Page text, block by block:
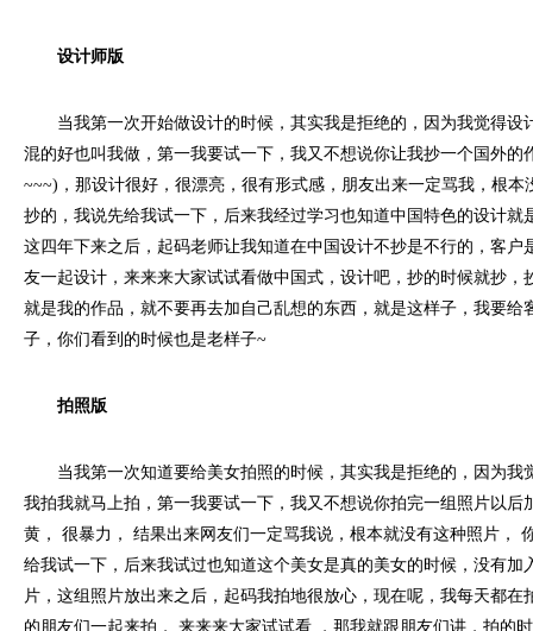
设计师版
当我第一次开始做设计的时候，其实我是拒绝的，因为我觉得设
混的好也叫我做，第一我要试一下，我又不想说你让我抄一个国外的
~~~)，那设计很好，很漂亮，很有形式感，朋友出来一定骂我，根本
抄的，我说先给我试一下，后来我经过学习也知道中国特色的设计就
这四年下来之后，起码老师让我知道在中国设计不抄是不行的，客户
友一起设计，来来来大家试试看做中国式，设计吧，抄的时候就抄，
就是我的作品，就不要再去加自己乱想的东西，就是这样子，我要给
子，你们看到的时候也是老样子~
拍照版
当我第一次知道要给美女拍照的时候，其实我是拒绝的，因为我
我拍我就马上拍，第一我要试一下，我又不想说你拍完一组照片以后
黄， 很暴力， 结果出来网友们一定骂我说，根本就没有这种照片，
给我试一下，后来我试过也知道这个美女是真的美女的时候，没有加
片，这组照片放出来之后，起码我拍地很放心，现在呢，我每天都在
的朋友们一起来拍， 来来来大家试试看 ，那我就跟朋友们讲，拍的